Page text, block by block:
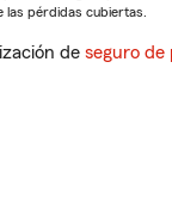
pérdidas cubiertas.
de seguro de